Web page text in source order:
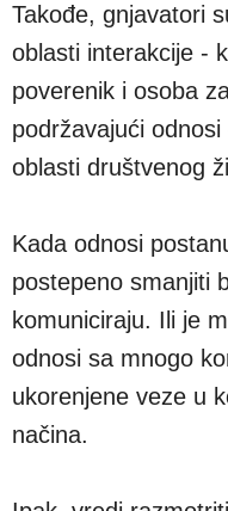
Takođe, gnjavatori
oblasti interakcije -
poverenik i osoba
podržavajući
oblasti društvenog
Kada odnosi
postepeno smanjiti
komuniciraju. Ili je
odnosi sa mnogo
ukorenjene veze u
načina.